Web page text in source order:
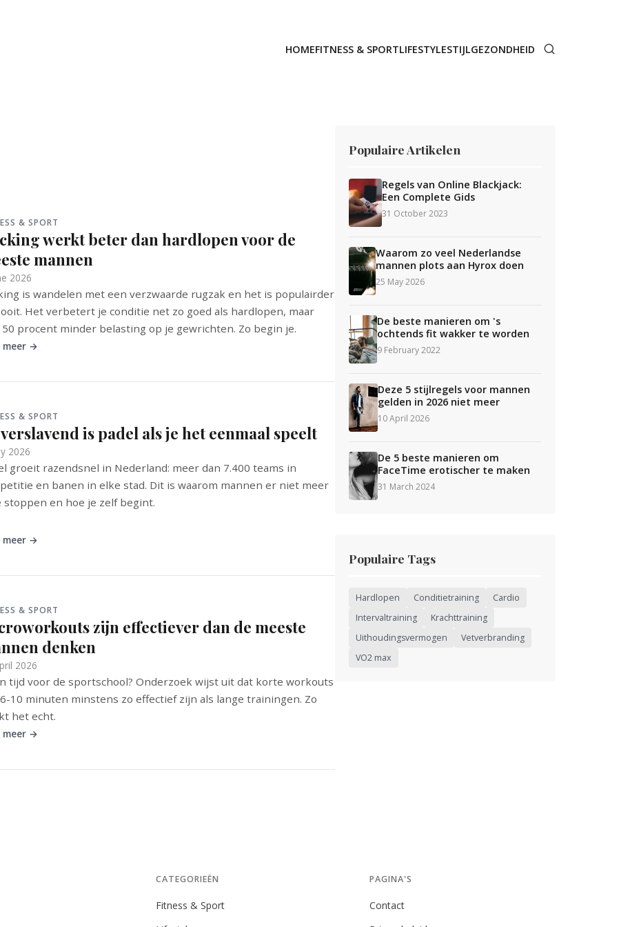
HOMEFITNESS & SPORTLIFESTYLESTIJLGEZONDHEID
& SPORT
werkt beter dan hardlopen voor de
mannen
2026
is wandelen met een verzwaarde rugzak en het is populairder
Het verbetert je conditie net zo goed als hardlopen, maar
procent minder belasting op je gewrichten. Zo begin je.
meer →
& SPORT
is padel als je het eenmaal speelt
2026
groeit razendsnel in Nederland: meer dan 7.400 teams in
en banen in elke stad. Dit is waarom mannen er niet meer
stoppen en hoe je zelf begint.
meer →
& SPORT
zijn effectiever dan de meeste
denken
2026
tijd voor de sportschool? Onderzoek wijst uit dat korte workouts
10 minuten minstens zo effectief zijn als lange trainingen. Zo
het echt.
meer →
Populaire Artikelen
Regels van Online Blackjack:
Een Complete Gids
31 October 2023
Waarom zo veel Nederlandse
mannen plots aan Hyrox doen
25 May 2026
De beste manieren om 's
ochtends fit wakker te worden
9 February 2022
Deze 5 stijlregels voor mannen
gelden in 2026 niet meer
10 April 2026
De 5 beste manieren om
FaceTime erotischer te maken
31 March 2024
Populaire Tags
Hardlopen Conditietraining
Cardio
Intervaltraining
Krachttraining
Uithoudingsvermogen
Vetverbranding
VO2 max
CATEGORIEËN
Fitness & Sport
PAGINA'S
Contact